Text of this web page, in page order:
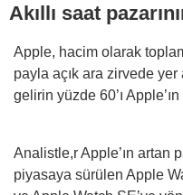
Akıllı saat
Apple, hacim olarak
payla açık ara zirvede
gelirin yüzde 60’ı
Analistle,r Apple’ın artan
piyasaya sürülen Apple